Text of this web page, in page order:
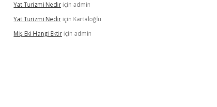
Yat Turizmi Nedir için admin
Yat Turizmi Nedir için Kartaloğlu
Miş Eki Hangi Ektir için admin